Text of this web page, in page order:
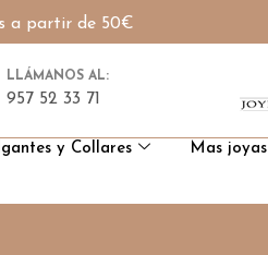
a partir de 50€
LLÁMANOS AL:
957 52 33 71
y Collares Mas joyas